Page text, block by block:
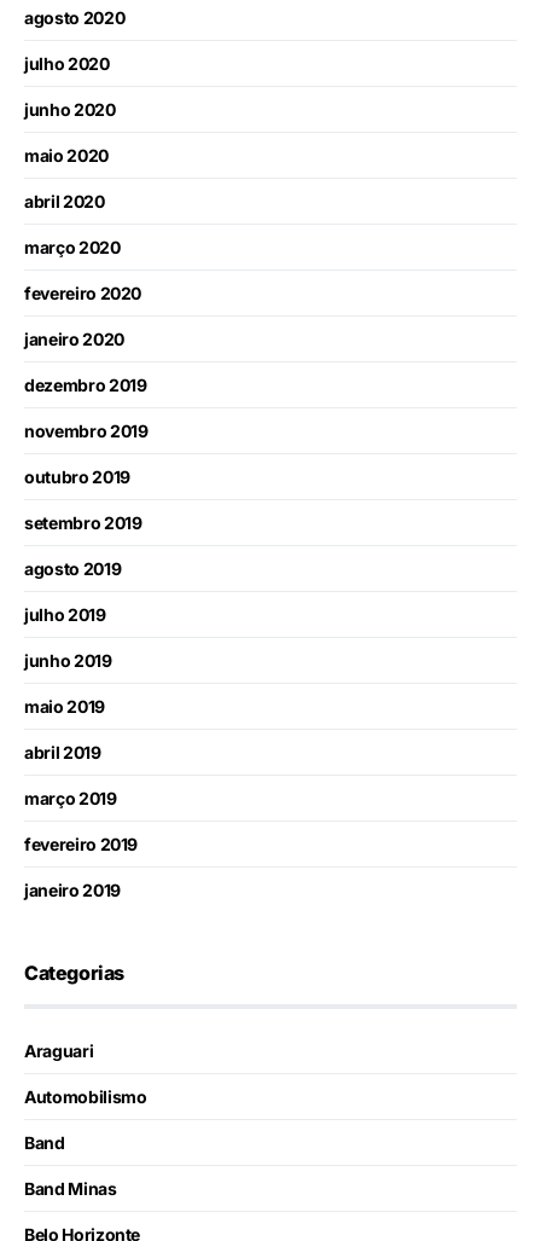
agosto 2020
julho 2020
junho 2020
maio 2020
abril 2020
março 2020
fevereiro 2020
janeiro 2020
dezembro 2019
novembro 2019
outubro 2019
setembro 2019
agosto 2019
julho 2019
junho 2019
maio 2019
abril 2019
março 2019
fevereiro 2019
janeiro 2019
Categorias
Araguari
Automobilismo
Band
Band Minas
Belo Horizonte